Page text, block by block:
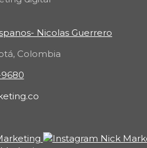
Nicolas Guerrero
Colombia
9680